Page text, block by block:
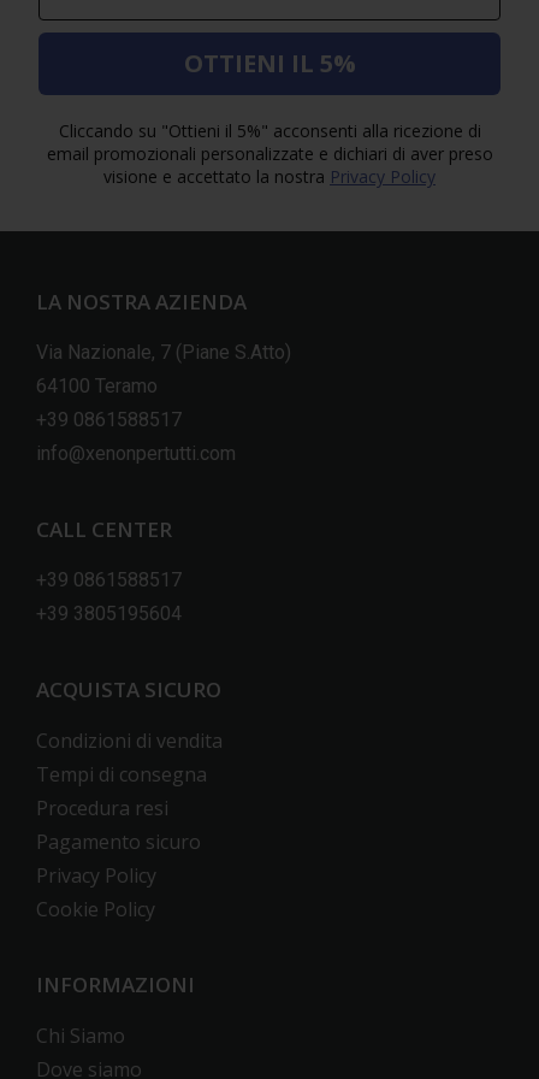
OTTIENI IL 5%
Cliccando su "Ottieni il 5%" acconsenti alla ricezione di
email promozionali personalizzate e dichiari di aver preso
visione e accettato la nostra Privacy Policy
LA NOSTRA AZIENDA
Via Nazionale, 7 (Piane S.Atto)
64100 Teramo
+39 0861588517
info@xenonpertutti.com
CALL CENTER
+39 0861588517
+39 3805195604
ACQUISTA SICURO
Condizioni di vendita
Tempi di consegna
Procedura resi
Pagamento sicuro
Privacy Policy
Cookie Policy
INFORMAZIONI
Chi Siamo
Dove siamo